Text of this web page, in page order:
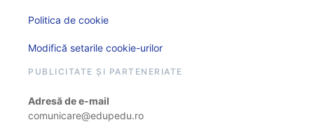
Politica de cookie
Modifică setarile cookie-urilor
PUBLICITATE ȘI PARTENERIATE
Adresă de e-mail
comunicare@edupedu.ro